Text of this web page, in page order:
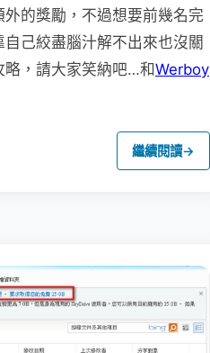
的獎勵，不過想要前幾名完
己絞盡腦汁解不出來也沒關
略，請大家笑納吧…和Werboy
繼續閱讀→